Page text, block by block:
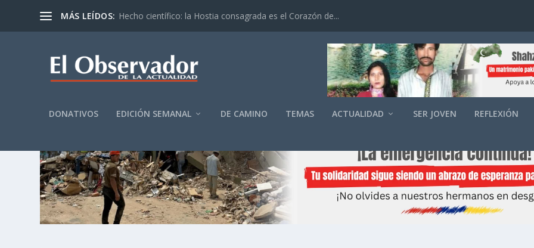
MÁS LEÍDOS: Hecho científico: la Hostia consagrada es el Corazón de...
DONATIVOS EDICIÓN SEMANAL DE CAMINO TEMAS ACTUALIDAD SER JOVEN REFLEXIÓN